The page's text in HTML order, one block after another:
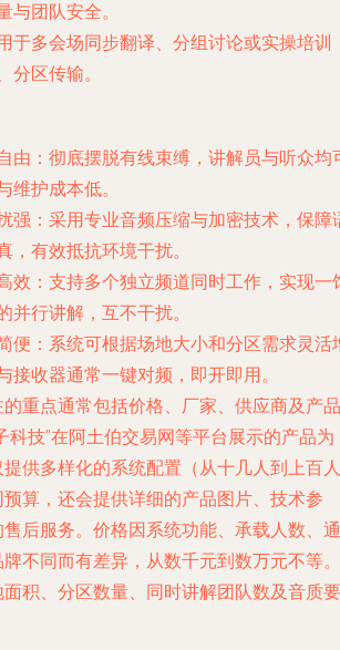
与团队安全。
于多会场同步翻译、分组讨论或实操培训
分区传输。
由 ：彻底摆脱有线束缚，讲解员与听众均
维护成本低。
强 ：采用专业音频压缩与加密技术，保障
，有效抵抗环境干扰。
效 ：支持多个独立频道同时工作，实现一
并行讲解，互不干扰。
便 ：系统可根据场地大小和分区需求灵活
接收器通常一键对频，即开即用。
重点通常包括价格、厂家、供应商及产品
科技”在阿土伯交易网等平台展示的产品为
供多样化的系统配置（从十几人到上百人
算，还会提供详细的产品图片、技术参
后服务。价格因系统功能、承载人数、通
不同而有差异，从数千元到数万元不等。
积、分区数量、同时讲解团队数及音质要